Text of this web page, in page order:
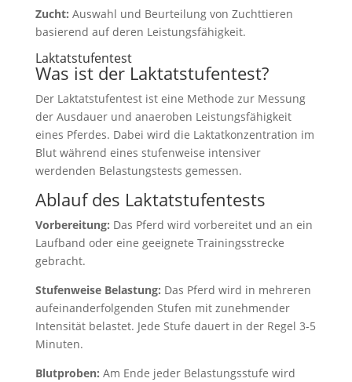
Zucht: Auswahl und Beurteilung von Zuchttieren
basierend auf deren Leistungsfähigkeit.
Laktatstufentest
Was ist der Laktatstufentest?
Der Laktatstufentest ist eine Methode zur Messung
der Ausdauer und anaeroben Leistungsfähigkeit
eines Pferdes. Dabei wird die Laktatkonzentration im
Blut während eines stufenweise intensiver
werdenden Belastungstests gemessen.
Ablauf des Laktatstufentests
Vorbereitung: Das Pferd wird vorbereitet und an ein
Laufband oder eine geeignete Trainingsstrecke
gebracht.
Stufenweise Belastung: Das Pferd wird in mehreren
aufeinanderfolgenden Stufen mit zunehmender
Intensität belastet. Jede Stufe dauert in der Regel 3-5
Minuten.
Blutproben: Am Ende jeder Belastungsstufe wird